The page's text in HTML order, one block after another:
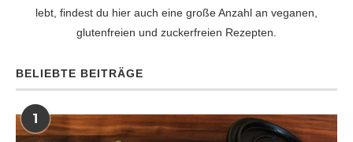
lebt, findest du hier auch eine große Anzahl an veganen,
glutenfreien und zuckerfreien Rezepten.
BELIEBTE BEITRÄGE
1